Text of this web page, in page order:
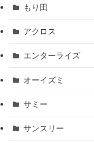
もり田
アクロス
エンターライズ
オーイズミ
サミー
サンスリー